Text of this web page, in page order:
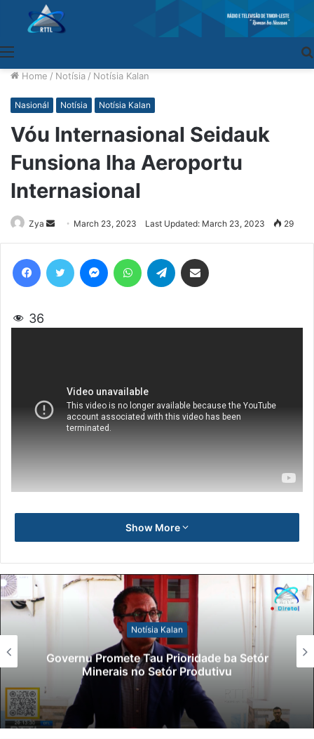
Home / Notísia / Notísia Kalan
Nasionál Notísia Notísia Kalan
Vóu Internasional Seidauk
Funsiona Iha Aeroportu
Internasional
Zya
Send
an
email
March 23, 2023 Last Updated: March 23, 2023 29
36
Show More
Notísia Kalan
Promete Tau Prioridade ba Setór
Minerais no Setór Produtivu